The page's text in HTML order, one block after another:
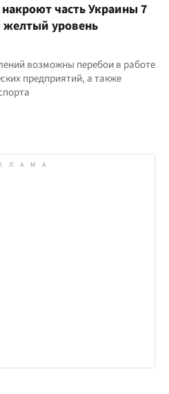
часть Украины 7
желтый уровень
возможны перебои в работе
предприятий, а также